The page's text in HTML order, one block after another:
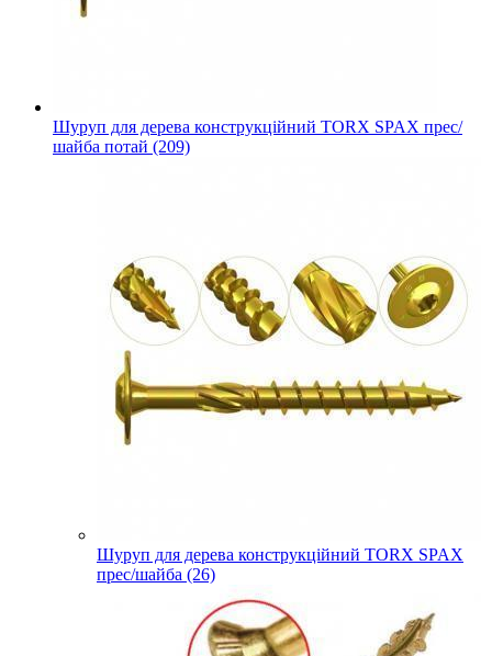
Шуруп для дерева конструкційний TORX SPAX прес/
шайба потай (209)
Шуруп для дерева конструкційний TORX SPAX
прес/шайба (26)